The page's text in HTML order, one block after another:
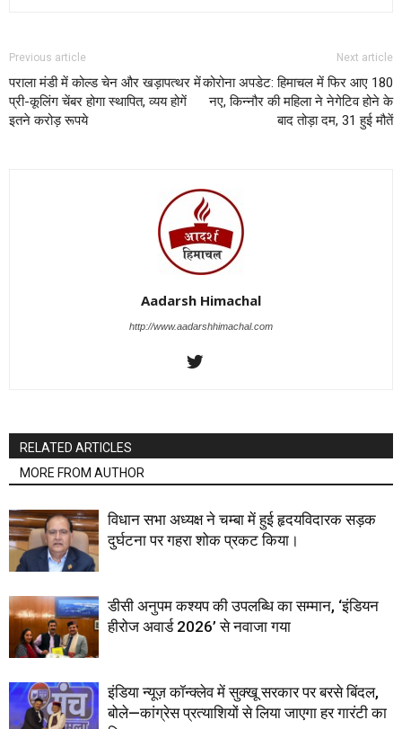
Previous article
पराला मंडी में कोल्ड चेन और खड़ापत्थर में
प्री-कूलिंग चेंबर होगा स्थापित, व्यय होगें
इतने करोड़ रूपये
Next article
कोरोना अपडेट: हिमाचल में फिर आए 180
नए, किन्नौर की महिला ने नेगेटिव होने के
बाद तोड़ा दम, 31 हुई मौतें
Aadarsh Himachal
http://www.aadarshhimachal.com
RELATED ARTICLES
MORE FROM AUTHOR
विधान सभा अध्यक्ष ने चम्बा में हुई हृदयविदारक सड़क
दुर्घटना पर गहरा शोक प्रकट किया।
डीसी अनुपम कश्यप की उपलब्धि का सम्मान, ‘इंडियन
हीरोज अवार्ड 2026’ से नवाजा गया
इंडिया न्यूज़ कॉन्क्लेव में सुक्खू सरकार पर बरसे बिंदल,
बोले—कांग्रेस प्रत्याशियों से लिया जाएगा हर गारंटी का